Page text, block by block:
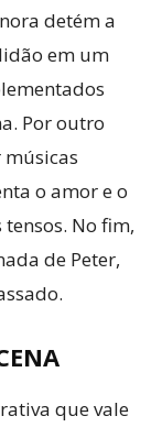
detém a
em um
Por outro
o amor e o
No fim,
de Peter,
que vale